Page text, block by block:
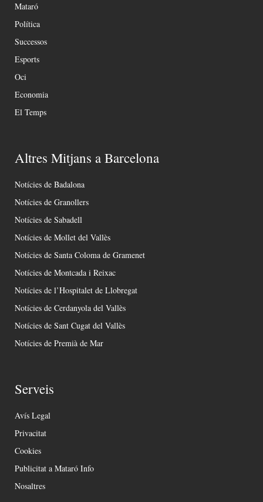
Mataró
Política
Successos
Esports
Oci
Economia
El Temps
Altres Mitjans a Barcelona
Notícies de Badalona
Notícies de Granollers
Notícies de Sabadell
Notícies de Mollet del Vallès
Notícies de Santa Coloma de Gramenet
Notícies de Montcada i Reixac
Notícies de l’Hospitalet de Llobregat
Notícies de Cerdanyola del Vallès
Notícies de Sant Cugat del Vallès
Notícies de Premià de Mar
Serveis
Avís Legal
Privacitat
Cookies
Publicitat a Mataró Info
Nosaltres